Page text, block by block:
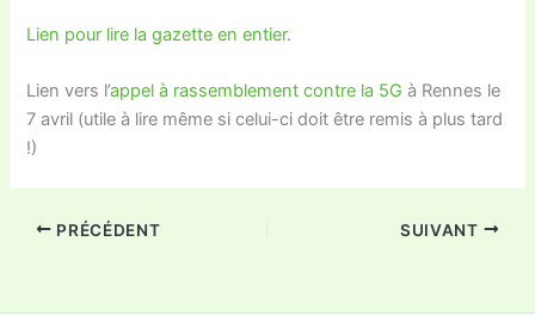
Lien pour lire la gazette en entier.
Lien vers l’appel à rassemblement contre la 5G à Rennes le
7 avril (utile à lire même si celui-ci doit être remis à plus tard
!)
PRÉCÉDENT SUIVANT